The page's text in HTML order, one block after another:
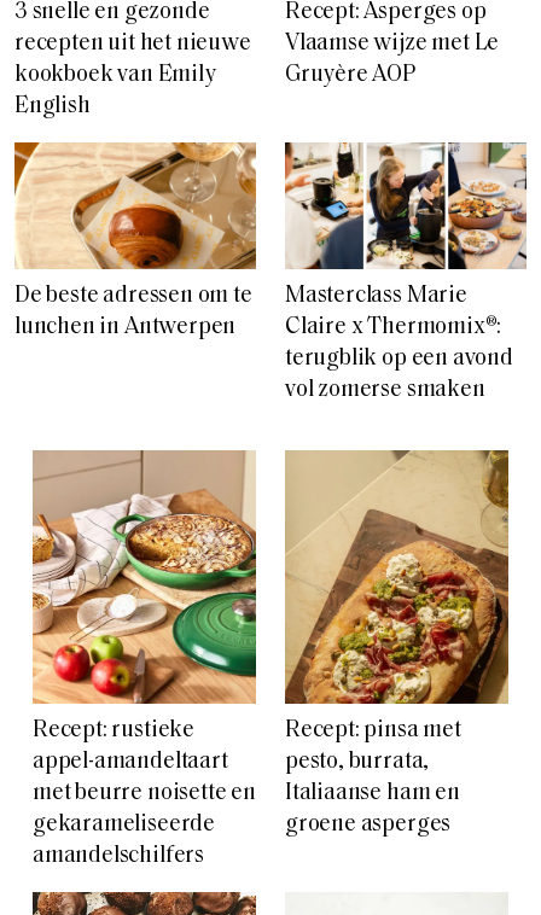
3 snelle en gezonde
recepten uit het nieuwe
kookboek van Emily
English
Recept: Asperges op
Vlaamse wijze met Le
Gruyère AOP
De beste adressen om te
lunchen in Antwerpen
Masterclass Marie
Claire x Thermomix®:
terugblik op een avond
vol zomerse smaken
Recept: rustieke
appel-amandeltaart
met beurre noisette en
gekarameliseerde
amandelschilfers
Recept: pinsa met
pesto, burrata,
Italiaanse ham en
groene asperges